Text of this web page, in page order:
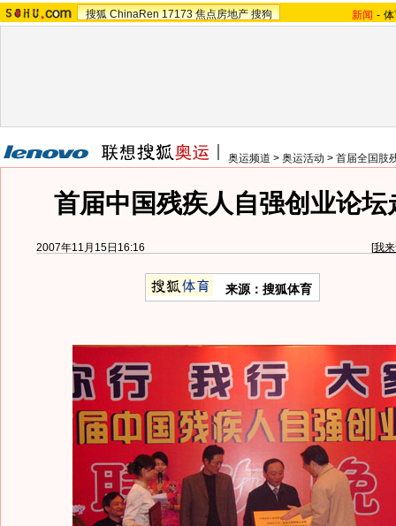
搜狐 ChinaRen 17173 焦点房地产 搜狗 新闻 -
奥运频道 > 奥运活动 > 首届全国肢
首届中国残疾人自强创业论坛
2007年11月15日16:16 [我
来源：搜狐体育